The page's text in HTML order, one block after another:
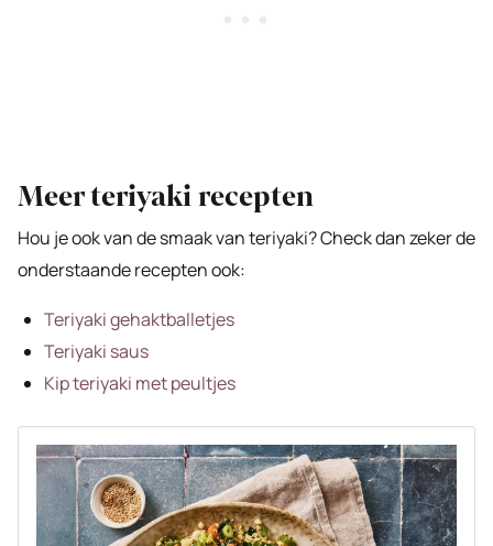
Meer teriyaki recepten
Hou je ook van de smaak van teriyaki? Check dan zeker de
onderstaande recepten ook:
Teriyaki gehaktballetjes
Teriyaki saus
Kip teriyaki met peultjes